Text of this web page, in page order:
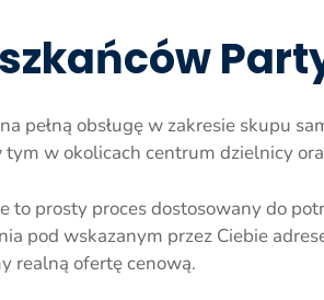
pełną obsługę w zakresie skupu
w okolicach centrum dzielnicy
to prosty proces dostosowany do
pod wskazanym przez Ciebie
realną ofertę cenową.